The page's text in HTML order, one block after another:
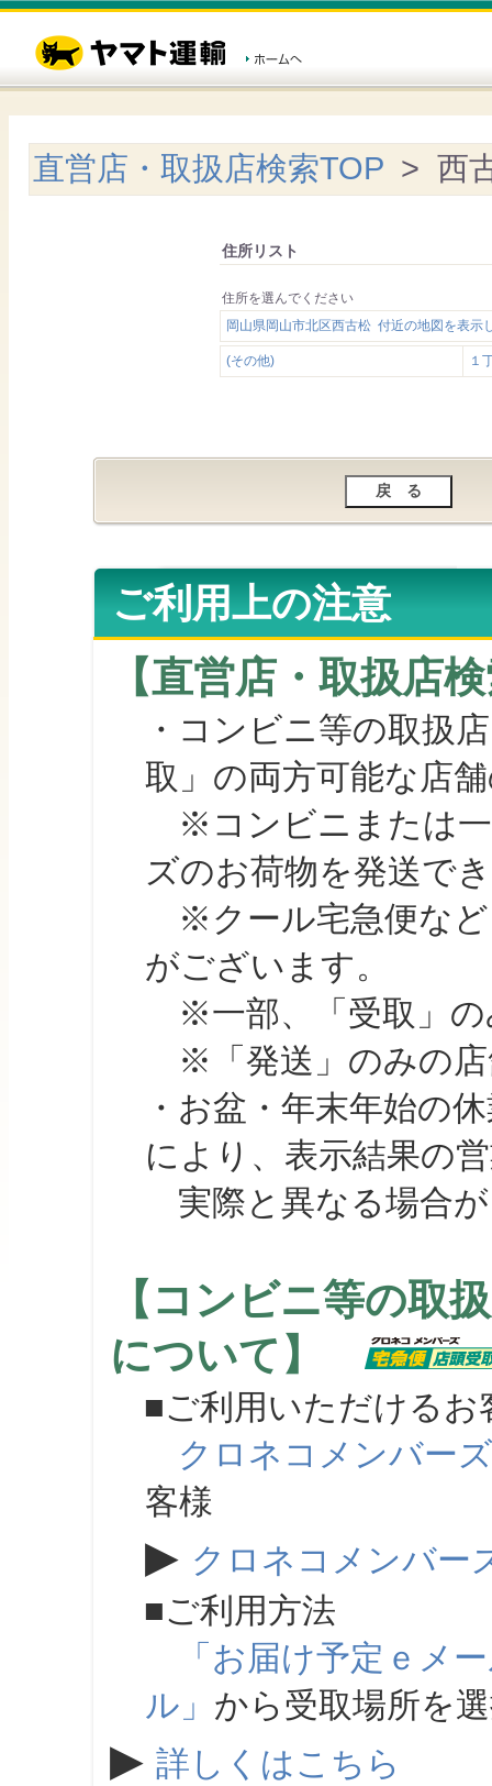
直営店・取扱店検索TOP > 西
住所リスト
住所を選んでください
岡山県岡山市北区西古松 付近の地図を表示
(その他) １
ご利用上の注意
【直営店・取扱店
・コンビニ等の取扱
取」の両方可能な店
※コンビニまたは一
ズのお荷物を発送で
※クール宅急便など
がございます。
※一部、「受取」の
※「発送」のみの店
・お盆・年末年始の
により、表示結果の
実際と異なる場合が
【コンビニ等の取
について】
■ご利用いただけるお
クロネコメンバーズ
客様
▶ クロネコメンバー
■ご利用方法
「お届け予定ｅメ
ル」 から受取場所を
▶ 詳しくはこちら